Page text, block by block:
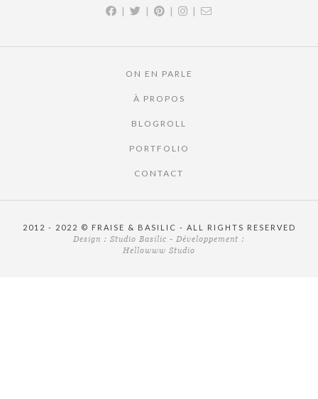
| | | |
ON EN PARLE
À PROPOS
BLOGROLL
PORTFOLIO
CONTACT
2012 - 2022 © FRAISE & BASILIC - ALL RIGHTS RESERVED
Design : Studio Basilic - Développement :
Hellowww Studio